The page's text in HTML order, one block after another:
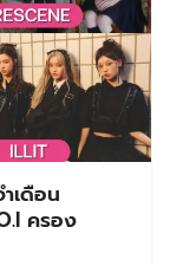
เดือน
ครอง